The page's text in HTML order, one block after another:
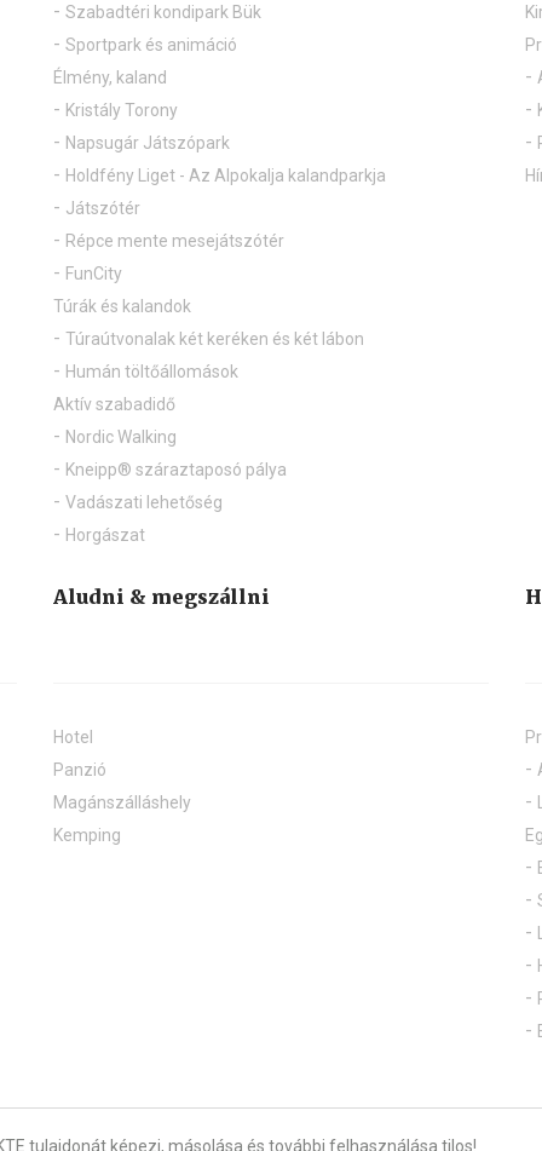
Szabadtéri kondipark Bük
Sportpark és animáció
Élmény, kaland
Kristály Torony
Napsugár Játszópark
Holdfény Liget - Az Alpokalja kalandparkja
Játszótér
Répce mente mesejátszótér
FunCity
Túrák és kalandok
Túraútvonalak két keréken és két lábon
Humán töltőállomások
Aktív szabadidő
Nordic Walking
Kneipp® száraztaposó pálya
Vadászati lehetőség
Horgászat
Aludni & megszállni
Hotel
Panzió
Magánszálláshely
Kemping
tulajdonát képezi, másolása és további felhasználása tilos!